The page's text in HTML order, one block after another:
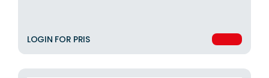
LOGIN FOR PRIS